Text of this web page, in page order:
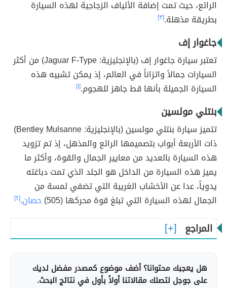
الرائع، حيث تمت إضافة الألياف الزجاجية لهذه السيارة
بطريقة مذهلة.[٣]
جاغوار إف
تعتبر سيارة جاغوار إف (بالإنجليزية: Jaguar F-Type) من أكثر
السيارات جمالاً واتزاناً في العالم، إذ يمكن تشبيه هذه
السيارة الجميلة بأنها قط جاهز للهجوم.[١]
بنتلي مولسين
تتميز سيارة بنتلي مولسين (بالإنجليزية: Bentley Mulsanne)
ذات الأربعة أبواب بتصميمها الرائع والمذهل، إذ تم تزويد
هذه السيارة بالعديد من معايير الجمال والقوة، وأكثر ما
يميز هذه السيارة من الداخل هو الجلد الذي تمت دباغته
يدوياً، عدا عن الأخشاب الغريبة التي تضفي لمسة من
الجمال لهذه السيارة التي تبلغ قوة محركها (505)
حصان.[٢]
المراجع
هل يعجبك محتوانا؟ أضف موضوع كمصدر مفضل لديك
على جوجل لتصلك مقالاتنا أولاً بأول في نتائج البحث.